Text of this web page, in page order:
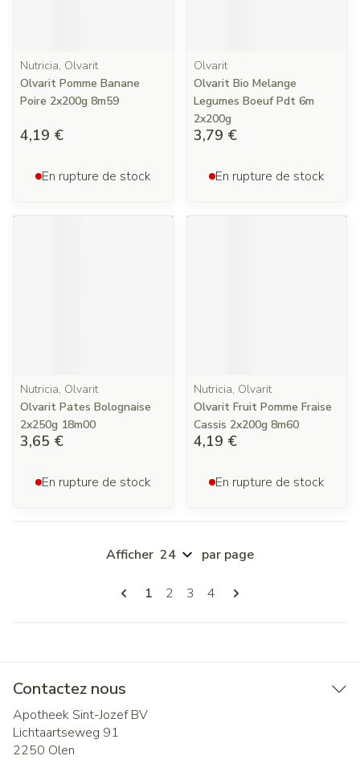
Nutricia, Olvarit
Olvarit Pomme Banane
Poire 2x200g 8m59
4,19 €
En rupture de stock
Olvarit
Olvarit Bio Melange
Legumes Boeuf Pdt 6m
2x200g
3,79 €
En rupture de stock
Nutricia, Olvarit
Olvarit Pates Bolognaise
2x250g 18m00
3,65 €
En rupture de stock
Nutricia, Olvarit
Olvarit Fruit Pomme Fraise
Cassis 2x200g 8m60
4,19 €
En rupture de stock
Pages
Vous lisez actuellement la page
1 Page
2 Page
3 Page
4
Afficher par page
Contactez nous
Apotheek Sint-Jozef BV
Lichtaartseweg 91
2250 Olen